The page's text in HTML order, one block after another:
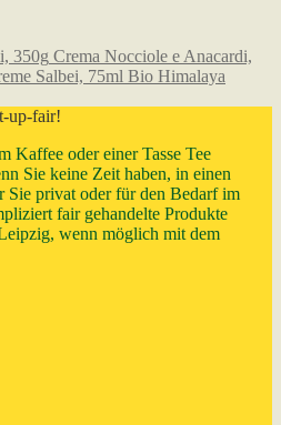
Crema Nocciole e Anacardi,
Bio Himalaya
up-fair!
Kaffee oder einer Tasse Tee
Sie keine Zeit haben, in einen
Sie privat oder für den Bedarf im
fair gehandelte Produkte
wenn möglich mit dem